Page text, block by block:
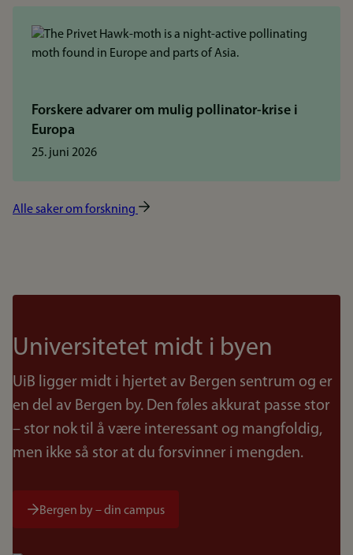
Forskere advarer om mulig pollinator-krise i
Europa
25. juni 2026
Alle saker om forskning
Universitetet midt i byen
UiB ligger midt i hjertet av Bergen sentrum og er
en del av Bergen by. Den føles akkurat passe stor
– stor nok til å være interessant og mangfoldig,
men ikke så stor at du forsvinner i mengden.
Bergen by – din campus